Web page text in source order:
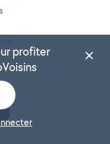
profiter